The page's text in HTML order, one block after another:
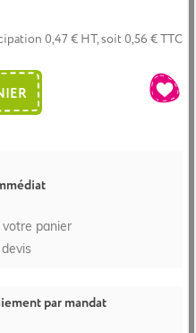
0,47 € HT, soit 0,56 € TTC
panier
par mandat